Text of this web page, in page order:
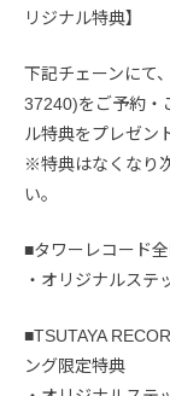
リジナル特典】
下記チェーンにて
37240)をご予約・
ル特典をプレゼン
※特典はなくなり
い。
■タワーレコード
・オリジナルス
■TSUTAYA
ング限定特典